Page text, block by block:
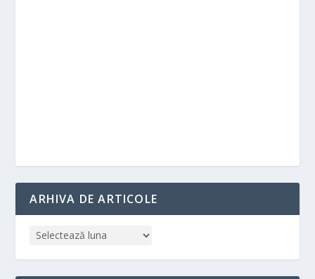
ARHIVA DE ARTICOLE